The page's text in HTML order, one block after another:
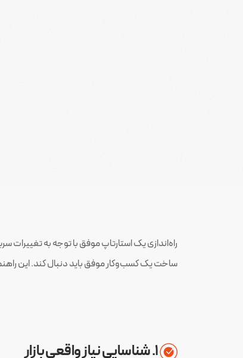
راه‌اندازی یک استارتاپ موفق با توجه به تغییرات
ساخت یک کسب‌وکار موفق باید دنبال کند. این راهنما
۱. شناسایی نیاز واقعی بازار